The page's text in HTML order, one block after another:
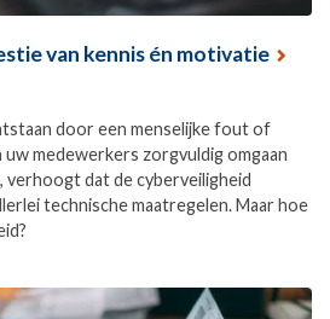
van kennis én motivatie
door een menselijke fout of
medewerkers zorgvuldig omgaan
dat de cyberveiligheid
technische maatregelen. Maar hoe